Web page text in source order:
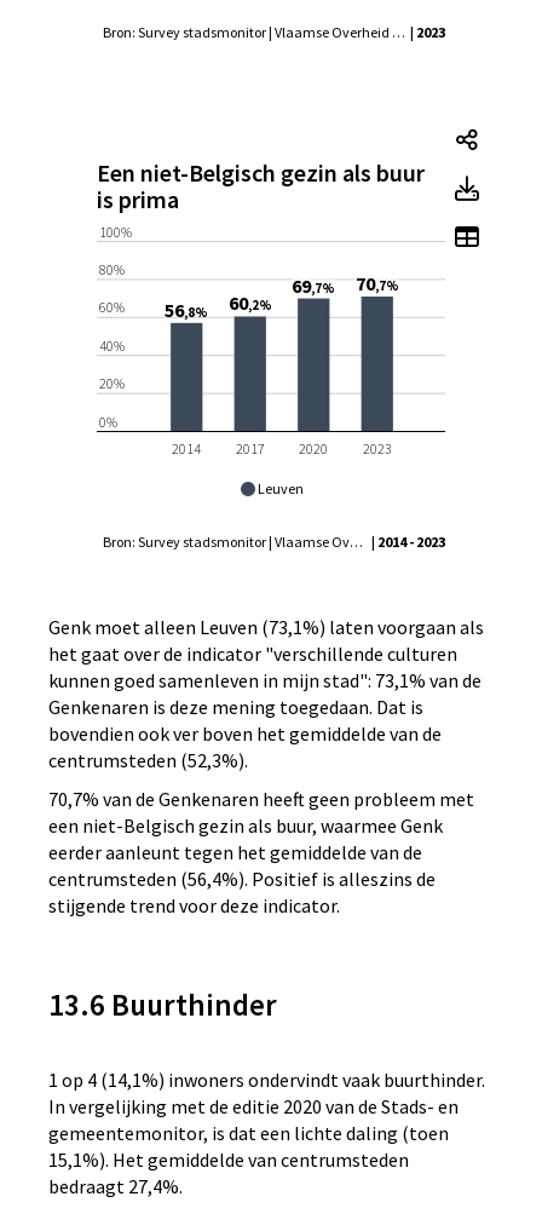
Bron: Survey stadsmonitor | Vlaamse Overheid - Agentschap Binnenlands Bestuur, Statistiek Vlaanderen | 2023
Een niet-Belgisch gezin als buur
is prima
Leuven
2014 2017 2020 2023
0%
20%
40%
60%
80%
100%
56,8% 60,2%
69,7% 70,7%
Bron: Survey stadsmonitor | Vlaamse Overheid - Agentschap Binnenlands Bestuur, Statistiek Vlaanderen | 2014 - 2023
Een
Een
Toon
Genk moet alleen Leuven (73,1%) laten voorgaan als
het gaat over de indicator "verschillende culturen
kunnen goed samenleven in mijn stad": 73,1% van de
Genkenaren is deze mening toegedaan. Dat is
bovendien ook ver boven het gemiddelde van de
centrumsteden (52,3%).
70,7% van de Genkenaren heeft geen probleem met
een niet-Belgisch gezin als buur, waarmee Genk
eerder aanleunt tegen het gemiddelde van de
centrumsteden (56,4%). Positief is alleszins de
stijgende trend voor deze indicator.
13.6 Buurthinder
1 op 4 (14,1%) inwoners ondervindt vaak buurthinder.
In vergelijking met de editie 2020 van de Stads- en
gemeentemonitor, is dat een lichte daling (toen
15,1%). Het gemiddelde van centrumsteden
bedraagt 27,4%.